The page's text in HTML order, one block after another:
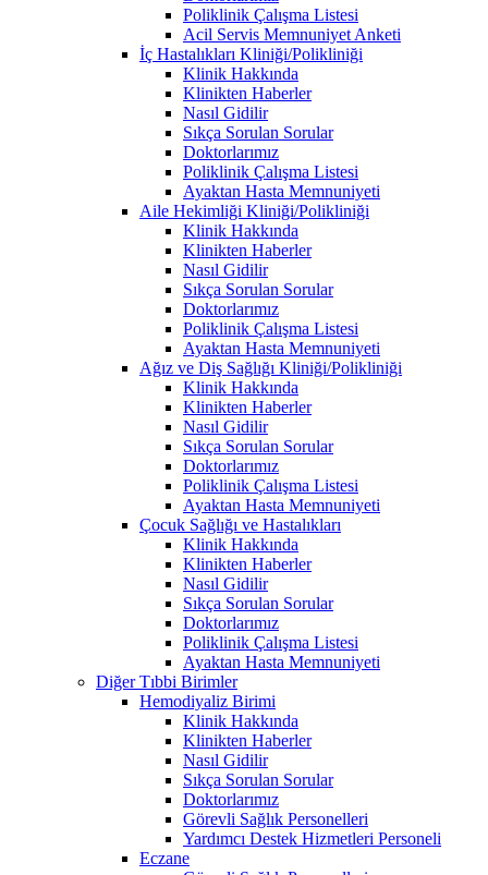
Poliklinik Çalışma Listesi
Acil Servis Memnuniyet Anketi
İç Hastalıkları Kliniği/Polikliniği
Klinik Hakkında
Klinikten Haberler
Nasıl Gidilir
Sıkça Sorulan Sorular
Doktorlarımız
Poliklinik Çalışma Listesi
Ayaktan Hasta Memnuniyeti
Aile Hekimliği Kliniği/Polikliniği
Klinik Hakkında
Klinikten Haberler
Nasıl Gidilir
Sıkça Sorulan Sorular
Doktorlarımız
Poliklinik Çalışma Listesi
Ayaktan Hasta Memnuniyeti
Ağız ve Diş Sağlığı Kliniği/Polikliniği
Klinik Hakkında
Klinikten Haberler
Nasıl Gidilir
Sıkça Sorulan Sorular
Doktorlarımız
Poliklinik Çalışma Listesi
Ayaktan Hasta Memnuniyeti
Çocuk Sağlığı ve Hastalıkları
Klinik Hakkında
Klinikten Haberler
Nasıl Gidilir
Sıkça Sorulan Sorular
Doktorlarımız
Poliklinik Çalışma Listesi
Ayaktan Hasta Memnuniyeti
Diğer Tıbbi Birimler
Hemodiyaliz Birimi
Klinik Hakkında
Klinikten Haberler
Nasıl Gidilir
Sıkça Sorulan Sorular
Doktorlarımız
Görevli Sağlık Personelleri
Yardımcı Destek Hizmetleri Personeli
Eczane